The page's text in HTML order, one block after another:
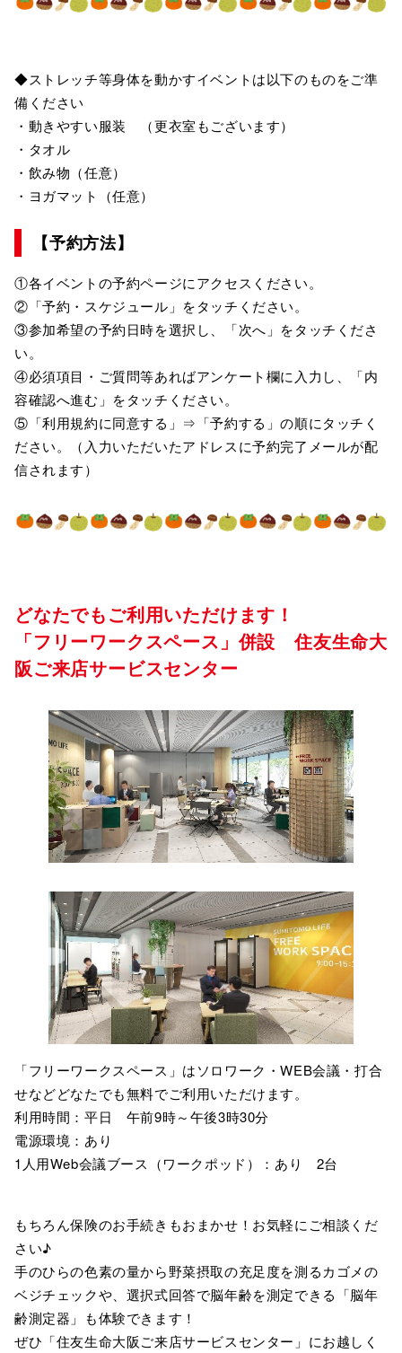
◆ストレッチ等身体を動かすイベントは以下のものをご準
備ください
・動きやすい服装 （更衣室もございます）
・タオル
・飲み物（任意）
・ヨガマット（任意）
【予約方法】
①各イベントの予約ページにアクセスください。
②「予約・スケジュール」をタッチください。
③参加希望の予約日時を選択し、「次へ」をタッチくださ
い。
④必須項目・ご質問等あればアンケート欄に入力し、「内
容確認へ進む」をタッチください。
⑤「利用規約に同意する」⇒「予約する」の順にタッチく
ださい。（入力いただいたアドレスに予約完了メールが配
信されます）
どなたでもご利用いただけます！
「フリーワークスペース」併設 住友生命大
阪ご来店サービスセンター
「フリーワークスペース」はソロワーク・WEB会議・打合
せなどどなたでも無料でご利用いただけます。
利用時間：平日 午前9時～午後3時30分
電源環境：あり
1人用Web会議ブース（ワークポッド）：あり 2台
もちろん保険のお手続きもおまかせ！お気軽にご相談くだ
さい♪
手のひらの色素の量から野菜摂取の充足度を測るカゴメの
ベジチェックや、選択式回答で脳年齢を測定できる「脳年
齢測定器」も体験できます！
ぜひ「住友生命大阪ご来店サービスセンター」にお越しく